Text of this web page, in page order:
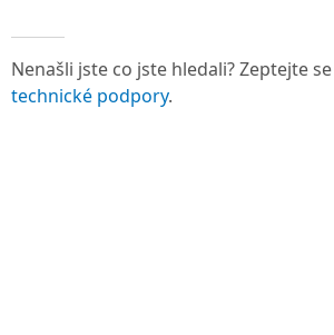
Nenašli jste co jste hledali? Zeptejte
technické podpory.